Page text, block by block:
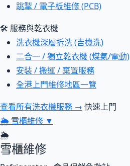
跳掣 / 電子板維修 (PCB)
🛠 服務與乾衣機
洗衣機深層拆洗 (吉機洗)
二合一 / 獨立乾衣機 (煤氣/電動)
安裝 / 搬運 / 棄置服務
全港上門維修地區一覽
查看所有洗衣機服務 → 快速上門
🌦 雪櫃維修 ▼
🌦
雪櫃維修